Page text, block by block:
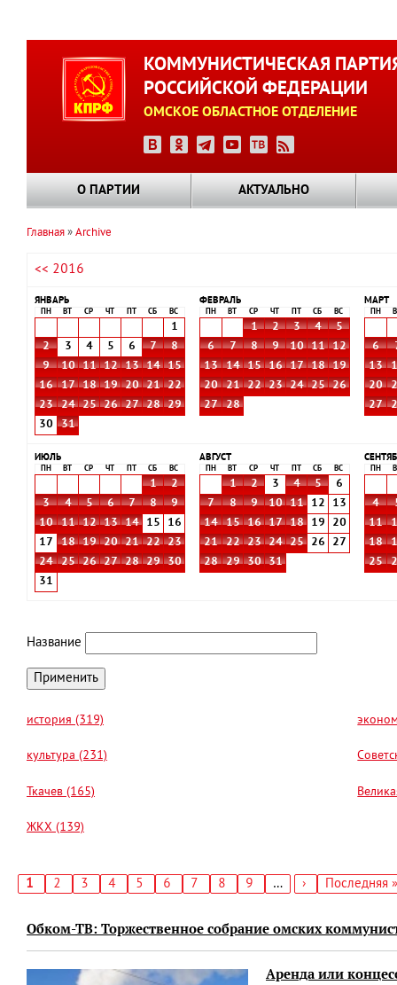
КОММУНИСТИЧЕСКАЯ
РОССИЙСКОЙ ФЕДЕРАЦИИ
ОМСКОЕ ОБЛАСТНОЕ ОТДЕЛЕНИЕ
О ПАРТИИ АКТУАЛЬНО
навигации
Главная Archive
<< 2016
ЯНВАРЬ
ПН ВТ СР ЧТ СБ ВС
1
2
3 4 5 6 7
8
9
10 11 12 13 14
15
16
17 18 19 20 21
22
23
24 25 26 27 28
29
30
31
ФЕВРАЛЬ
ПН ВТ СР ЧТ СБ ВС
1 2 3 4
5
6
7 8 9 10 11
12
13
14 15 16 17 18
19
20
21 22 23 24 25
26
27
28
МАРТ
ПН
6
13
20
27
ИЮЛЬ
ПН ВТ СР ЧТ СБ ВС
1
2
3
4 5 6 7 8
9
10
11 12 13 14 15
16
17
18 19 20 21 22
23
24
25 26 27 28 29
30
31
АВГУСТ
ПН ВТ СР ЧТ СБ ВС
1 2 3 4 5
6
7
8 9 10 11 12
13
14
15 16 17 18 19
20
21
22 23 24 25 26
27
28
29 30 31
ПН
4
11
18
25
Название
история (319)
культура (231)
Ткачев (165)
ЖКХ (139)
Текущая
1 Страница
2 Страница
3 Страница
4 Страница
5 Страница
6 Страница
7 Страница
8 Страница
9 …
Следующая
›
Последняя
Последняя »
Обком-ТВ: Торжественное собрание омских
Аренда или